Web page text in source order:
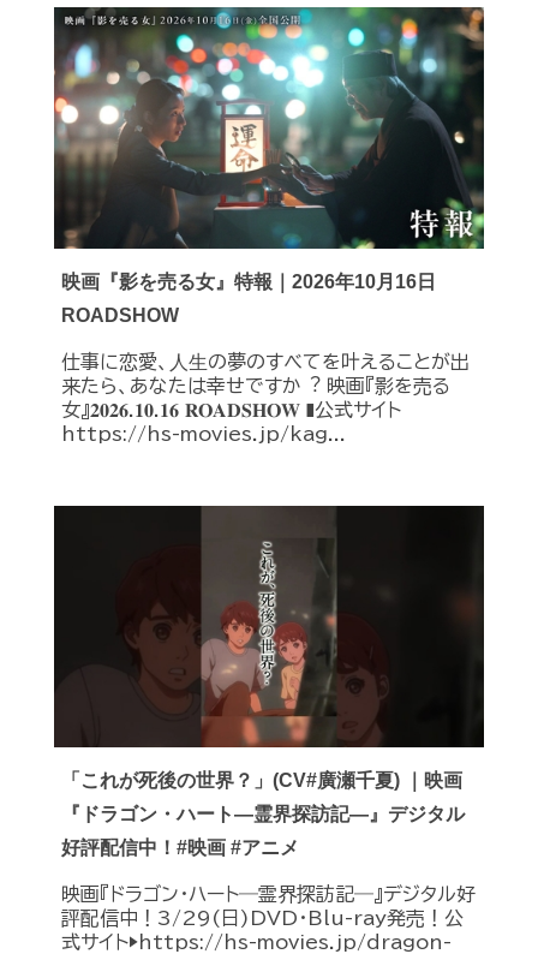
映画『影を売る女』特報｜2026年10月16日
ROADSHOW
仕事に恋愛、⼈⽣の夢のすべてを叶えることが出
来たら、あなたは幸せですか︖ 映画『影を売る
女』𝟐𝟎𝟐𝟔.𝟏𝟎.𝟏𝟔 𝐑𝐎𝐀𝐃𝐒𝐇𝐎𝐖 ❚公式サイト
https://hs-movies.jp/kag...
「これが死後の世界？」(CV#廣瀬千夏) ｜映画
『ドラゴン・ハート―霊界探訪記―』デジタル
好評配信中！#映画 #アニメ
映画『ドラゴン・ハート―霊界探訪記―』デジタル好
評配信中！3/29(日)DVD・Blu-ray発売！公
式サイト▶︎https://hs-movies.jp/dragon-